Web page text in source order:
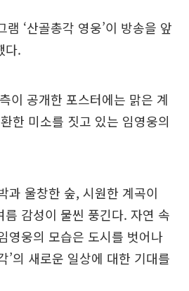
‘산골총각 영웅’이 방송을 앞
다.
이 공개한 포스터에는 맑은 계
한 미소를 짓고 있는 임영웅의
과 울창한 숲, 시원한 계곡이
름 감성이 물씬 풍긴다. 자연 속
영웅의 모습은 도시를 벗어나
’의 새로운 일상에 대한 기대를